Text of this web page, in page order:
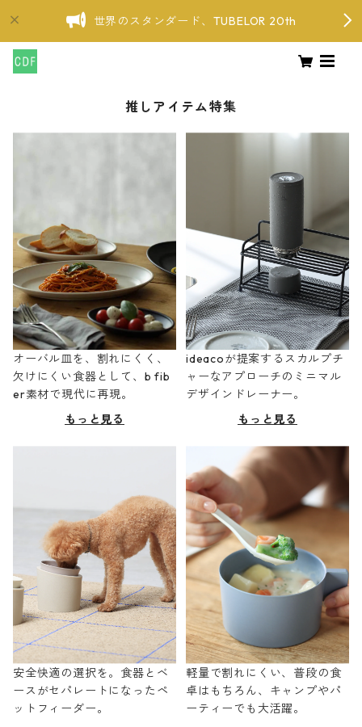
世界のスタンダード、TUBELOR 20th
推しアイテム特集
オーバル皿を、割れにくく、
欠けにくい食器として、b fib
er素材で現代に再現。
もっと見る
ideacoが提案するスカルプチ
ャーなアプローチのミニマル
デザインドレーナー。
もっと見る
安全快適の選択を。食器とベ
ースがセパレートになったペ
ットフィーダー。
軽量で割れにくい、普段の食
卓はもちろん、キャンプやパ
ーティーでも大活躍。